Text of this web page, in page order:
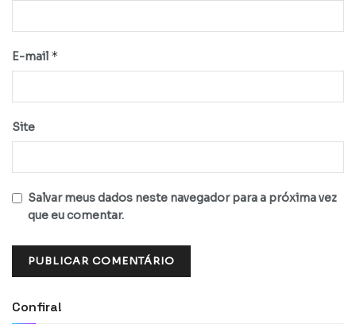
E-mail *
Site
Salvar meus dados neste navegador para a próxima vez
que eu comentar.
Confira!